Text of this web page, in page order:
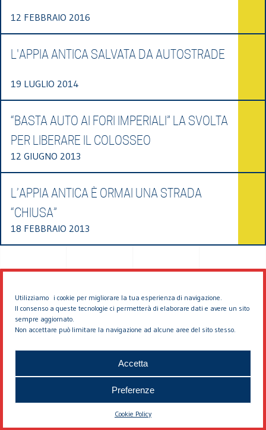
Utilizziamo i cookie per migliorare la tua esperienza di navigazione.
Il consenso a queste tecnologie ci permetterà di elaborare dati e avere un sito
sempre aggiornato.
Non accettare può limitare la navigazione ad alcune aree del sito stesso.
Accetta
Preferenze
Cookie Policy
12 FEBBRAIO 2016
L'APPIA ANTICA SALVATA DA AUTOSTRADE
19 LUGLIO 2014
“BASTA AUTO AI FORI IMPERIALI” LA SVOLTA
PER LIBERARE IL COLOSSEO
12 GIUGNO 2013
L’APPIA ANTICA È ORMAI UNA STRADA
“CHIUSA”
18 FEBBRAIO 2013
© 2026 EDDYBURG